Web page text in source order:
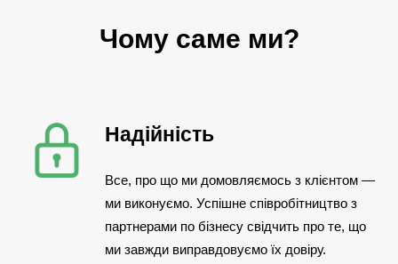
Чому саме ми?
Надійність
Все, про що ми домовляємось з клієнтом —
ми виконуємо. Успішне співробітництво з
партнерами по бізнесу свідчить про те, що
ми завжди виправдовуємо їх довіру.